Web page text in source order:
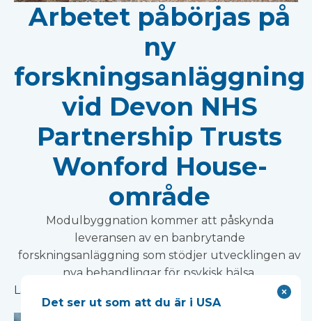
Arbetet påbörjas på
ny
forskningsanläggning
vid Devon NHS
Partnership Trusts
Wonford House-
område
Modulbyggnation kommer att påskynda
leveransen av en banbrytande
forskningsanläggning som stödjer utvecklingen av
nya behandlingar för psykisk hälsa.
Läs mer
Det ser ut som att du är i USA